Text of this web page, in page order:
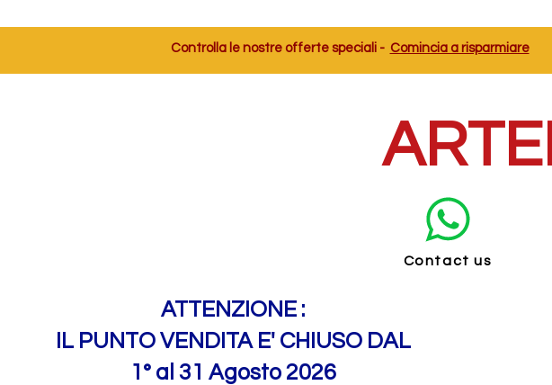
Controlla le nostre offerte speciali - Comincia a risparmiare
Contact us
ATTENZIONE :
IL PUNTO VENDITA E' CHIUSO DAL
1° al 31 Agosto 2026